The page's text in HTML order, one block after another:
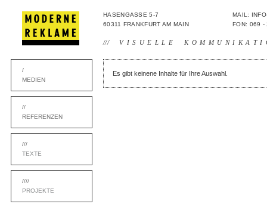
HASENGASSE 5-7
60311 FRANKFURT AM MAIN
MAIL:
FON: 069 -
/// VISUELLE
/
MEDIEN
//
REFERENZEN
///
TEXTE
////
PROJEKTE
Es gibt keinene Inhalte für Ihre Auswahl.